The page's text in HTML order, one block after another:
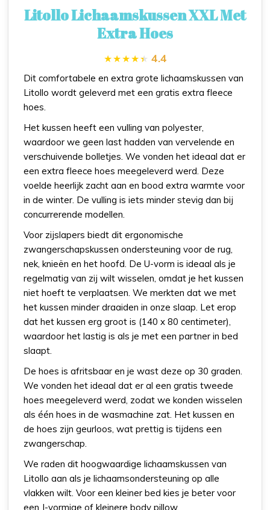
Litollo Lichaamskussen XXL Met
Extra Hoes
4.4
Dit comfortabele en extra grote lichaamskussen van
Litollo wordt geleverd met een gratis extra fleece
hoes.
Het kussen heeft een vulling van polyester,
waardoor we geen last hadden van vervelende en
verschuivende bolletjes. We vonden het ideaal dat er
een extra fleece hoes meegeleverd werd. Deze
voelde heerlijk zacht aan en bood extra warmte voor
in de winter. De vulling is iets minder stevig dan bij
concurrerende modellen.
Voor zijslapers biedt dit ergonomische
zwangerschapskussen ondersteuning voor de rug,
nek, knieën en het hoofd. De U-vorm is ideaal als je
regelmatig van zij wilt wisselen, omdat je het kussen
niet hoeft te verplaatsen. We merkten dat we met
het kussen minder draaiden in onze slaap. Let erop
dat het kussen erg groot is (140 x 80 centimeter),
waardoor het lastig is als je met een partner in bed
slaapt.
De hoes is afritsbaar en je wast deze op 30 graden.
We vonden het ideaal dat er al een gratis tweede
hoes meegeleverd werd, zodat we konden wisselen
als één hoes in de wasmachine zat. Het kussen en
de hoes zijn geurloos, wat prettig is tijdens een
zwangerschap.
We raden dit hoogwaardige lichaamskussen van
Litollo aan als je lichaamsondersteuning op alle
vlakken wilt. Voor een kleiner bed kies je beter voor
een J-vormige of kleinere body pillow.